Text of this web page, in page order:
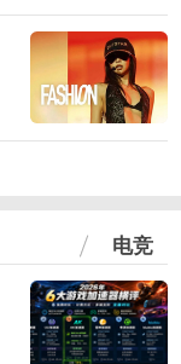
电竞